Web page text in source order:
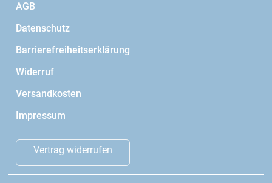
AGB
Datenschutz
Barrierefreiheitserklärung
Widerruf
Versandkosten
Impressum
Vertrag widerrufen